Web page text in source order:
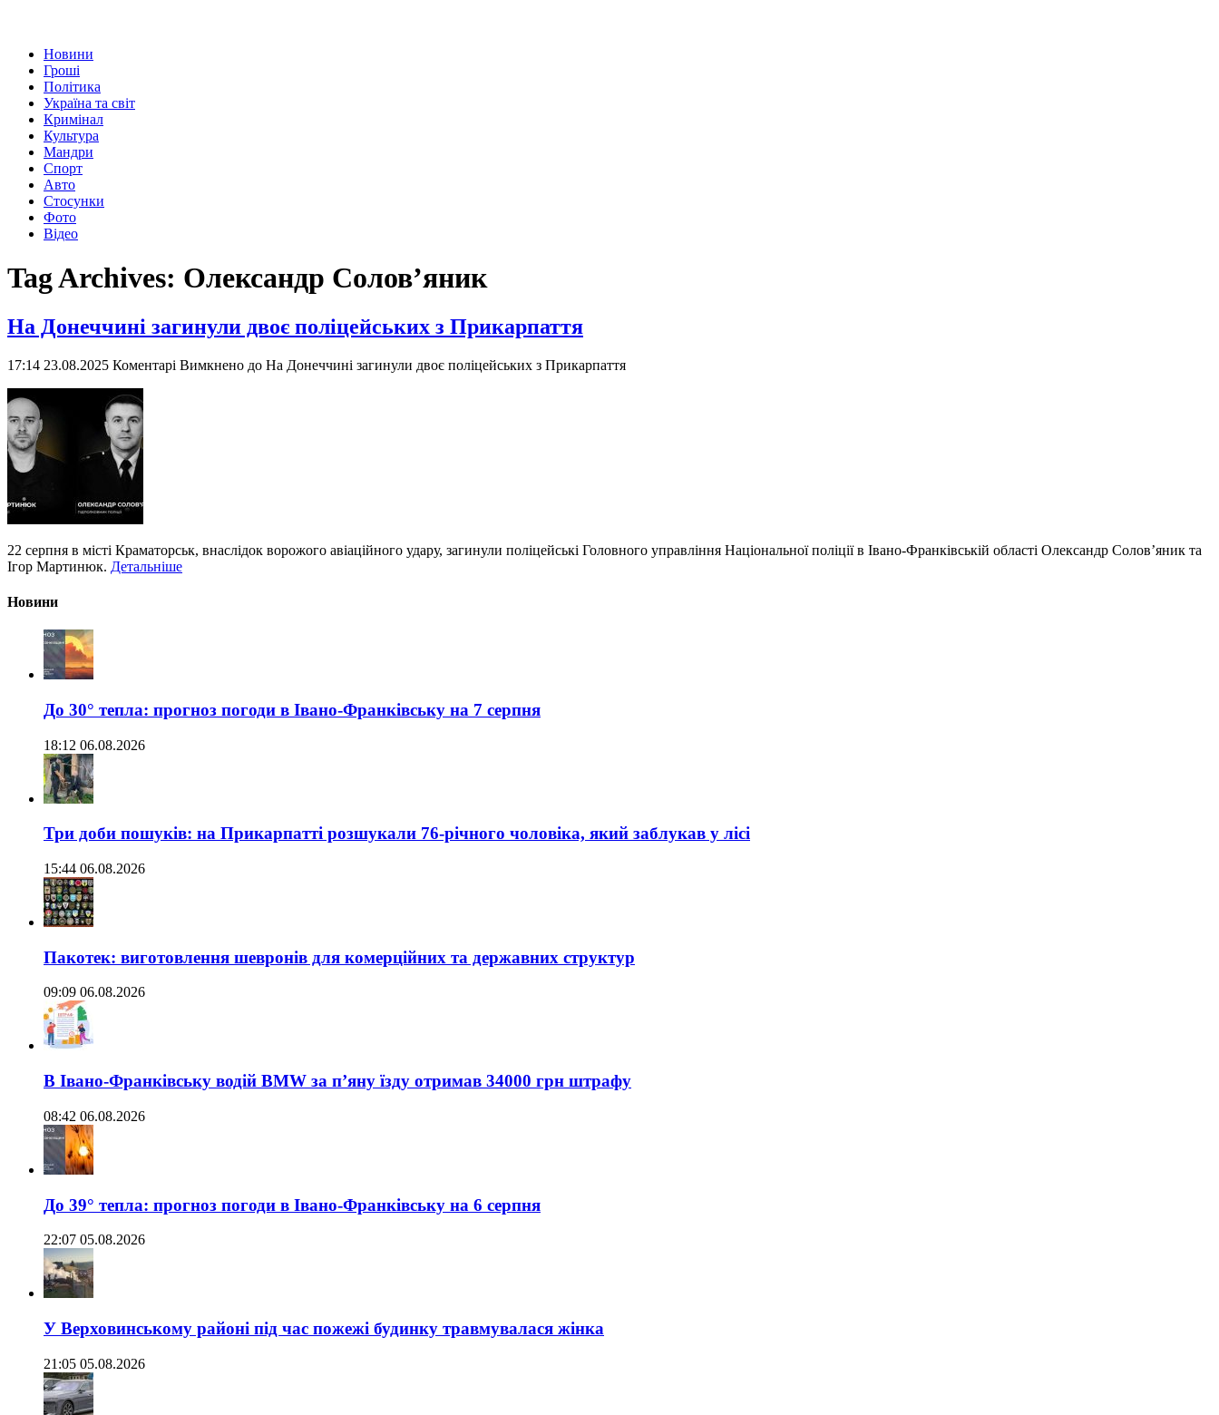
Новини
Гроші
Політика
Україна та світ
Кримінал
Культура
Мандри
Спорт
Авто
Стосунки
Фото
Відео
Tag Archives: Олександр Солов’яник
На Донеччині загинули двоє поліцейських з Прикарпаття
17:14 23.08.2025 Коментарі Вимкнено до На Донеччині загинули двоє поліцейських з Прикарпаття
22 серпня в місті Краматорськ, внаслідок ворожого авіаційного удару, загинули поліцейські Головного управління Національної поліції в Івано-Франківській області Олександр Солов’яник та
Ігор Мартинюк. Детальніше
Новини
До 30° тепла: прогноз погоди в Івано-Франківську на 7 серпня
18:12 06.08.2026
Три доби пошуків: на Прикарпатті розшукали 76-річного чоловіка, який заблукав у лісі
15:44 06.08.2026
Пакотек: виготовлення шевронів для комерційних та державних структур
09:09 06.08.2026
В Івано-Франківську водій BMW за п’яну їзду отримав 34000 грн штрафу
08:42 06.08.2026
До 39° тепла: прогноз погоди в Івано-Франківську на 6 серпня
22:07 05.08.2026
У Верховинському районі під час пожежі будинку травмувалася жінка
21:05 05.08.2026